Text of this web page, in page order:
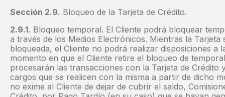
Sección 2.9. Bloqueo de la Tarjeta de Crédito.
2.9.1. Bloqueo temporal. El Cliente podrá bloquear
a través de los Medios Electrónicos. Mientras la
bloqueada, el Cliente no podrá realizar disposiciones a
momento en que el Cliente retire el bloqueo de
procesarán las transacciones con la Tarjeta de Crédito
cargos que se realicen con la misma a partir de dicho
no exime al Cliente de dejar de cubrir el saldo,